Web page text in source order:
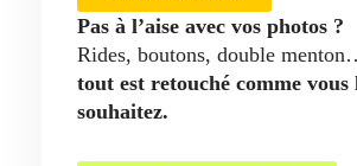
Pas à l’aise avec vos photos ?
Rides, boutons, double
tout est retouché comme vous
souhaitez.